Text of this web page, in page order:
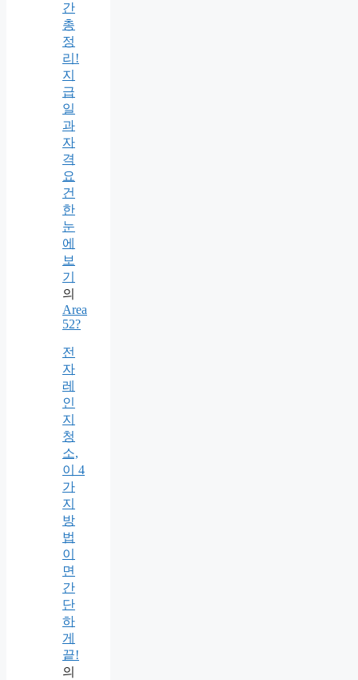
간
총
정
리!
지
급
일
과
자
격
요
건
한
눈
에
보
기
의
Area
52?
전
자
레
인
지
청
소,
이 4
가
지
방
법
이
면
간
단
하
게
끝!
의